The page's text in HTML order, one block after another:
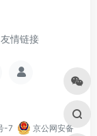
友情链接
-7 京公网安备